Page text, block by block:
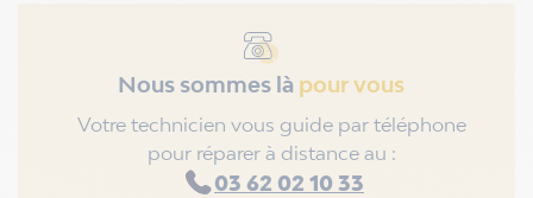
Nous sommes là pour vous
Votre technicien vous guide par téléphone
pour réparer à distance au :
03 62 02 10 33